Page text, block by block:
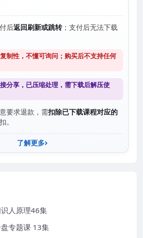
后返回刷新或跳转；支付后无法下载
制性，不懂可询问；购买后不支持任何
分享，已压缩处理，需下载后解压使
要求退款，需扣除已下载课程对应的
。
了解更多
人原理46集
专题课 13集